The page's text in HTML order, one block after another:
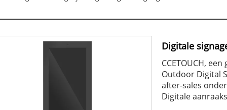
Digitale
CCETOUCH,
Outdoor Digital
after-sales
Digitale